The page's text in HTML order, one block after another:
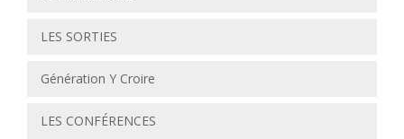
LES SORTIES
Génération Y Croire
LES CONFÉRENCES